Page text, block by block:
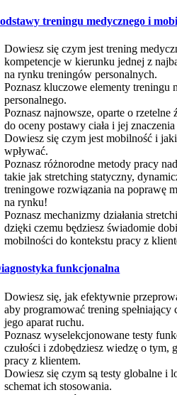
treningu medycznego i
Dowiesz się czym jest trening
kompetencje w kierunku jednej z
na rynku treningów personalnych.
Poznasz kluczowe elementy treningu
personalnego.
Poznasz najnowsze, oparte o rzetelne
do oceny postawy ciała i jej
Dowiesz się czym jest mobilność i
wpływać.
Poznasz różnorodne metody pracy
takie jak stretching statyczny,
treningowe rozwiązania na poprawę
na rynku!
Poznasz mechanizmy działania
dzięki czemu będziesz świadomie
mobilności do kontekstu pracy z
funkcjonalna
Dowiesz się, jak efektywnie
aby programować trening
jego aparat ruchu.
Poznasz wyselekcjonowane testy
czułości i zdobędziesz wiedzę o tym,
pracy z klientem.
Dowiesz się czym są testy globalne i
schemat ich stosowania.